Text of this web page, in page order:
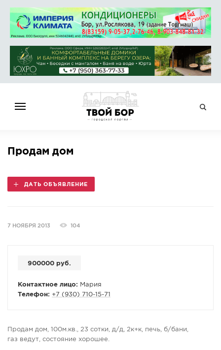
НОВОСТИ
ОБЪЯВЛЕНИЯ
КОНКУРСЫ
ГОЛОСОВАНИЯ
ФОТО
Продам дом
ДАТЬ ОБЪЯВЛЕНИЕ
7 НОЯБРЯ 2013 104
900000 руб.
Контактное лицо: Мария
Телефон: +7 (930) 710-15-71
Продам дом, 100м.кв., 23 сотки, д/д, 2к+к, печь, б/бани,
газ ведут, состояние хорошее.